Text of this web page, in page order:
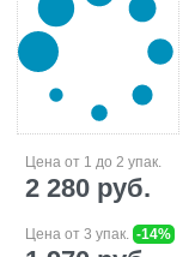
Цена от 1 до 2 упак.
2 280 руб.
Цена от 3 упак. -14%